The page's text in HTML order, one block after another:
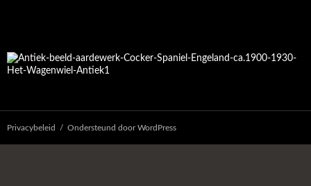
Privacybeleid Ondersteund door WordPress